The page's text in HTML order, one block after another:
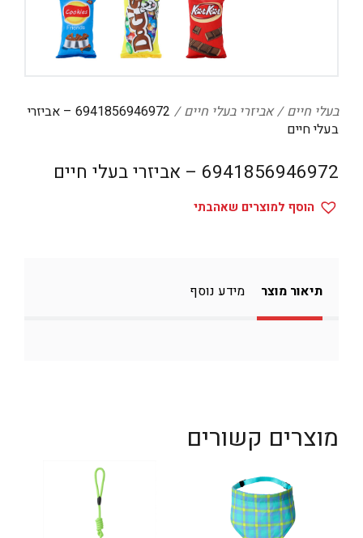
טיפוח
טקסטיל לבית
מטבח
מסיבות וימי הולדת
ספורט
קוסמטיקה
בעלי חיים אביזרי בעלי חיים
6941856946972 – אביזרי
בעלי חיים
6941856946972 – אביזרי בעלי חיים
הוסף למוצרים שאהבתי
תיאור מוצר מידע נוסף
מוצרים קשורים